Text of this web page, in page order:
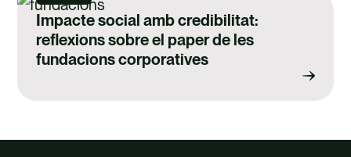
Impacte social amb credibilitat:
reflexions sobre el paper de les
fundacions corporatives